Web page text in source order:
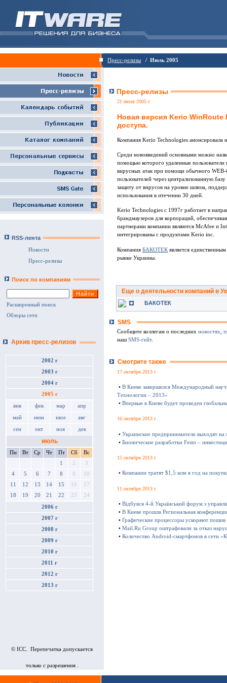
Пресс-релизы / Июль 2005
RSS-лента
Новости
Пресс-релизы
Поиск по компаниям
Расширенный поиск
Обзоры сети
Архив пресс-релизов
2002 г
2003 г
2004 г
2005 г
янв фев мар апр
май июн июл авг
сен окт ноя дек
июль
Пн Вт Ср Чт Пт Сб
Вс
1
2
3
4
5 6 7 8 9
10
11
12 13 14 15 16
17
18
19 20 21 22 23 24
2006 г
2007 г
2008 г
2009 г
2010 г
2011 г
2012 г
2013 г
© ICC. Перепечатка допускается
только с разрешения .
Пресс-релизы
21 июля 2005 г
Новая версия Kerio WinRoute
доступа.
Компания Kerio Technologies
Среди нововведений основными можно
помощью которого удаленные
вирусных атак при помощи обычного WEB-
пользователей через централизованную
защиту от вирусов на уровне шлюза,
использования в итечении 30 дней.
Kerio Technologies с 1997г работает в
брандмаузеров для корпораций,
партнерами компании являются McAfee и
интегрированы с продуктами Kerio inc.
Компания БАКОТЕК является
рынке Украины.
Еще о деятельности компаний в
БАКОТЕК
SMS
Сообщите коллегам о последних новостях,
нашSMS-гейт.
Смотрите также
17 октября 2013 г
• В Киеве завершился Международный
Технологии – 2013»
• Впервые в Киеве будет проведен
16 октября 2013 г
• Украинские предприниматели выходят
• Бионические разработки Festo –
15 октября 2013 г
• Компании тратят $1,5 млн в год на
11 октября 2013 г
• Відбувся 4-й Український форум з
• В Киеве прошла Региональная
• Графические процессоры ускоряют
• Mail.Ru Group оштрафовали за отказ
• Количество Android-смартфонов в сети